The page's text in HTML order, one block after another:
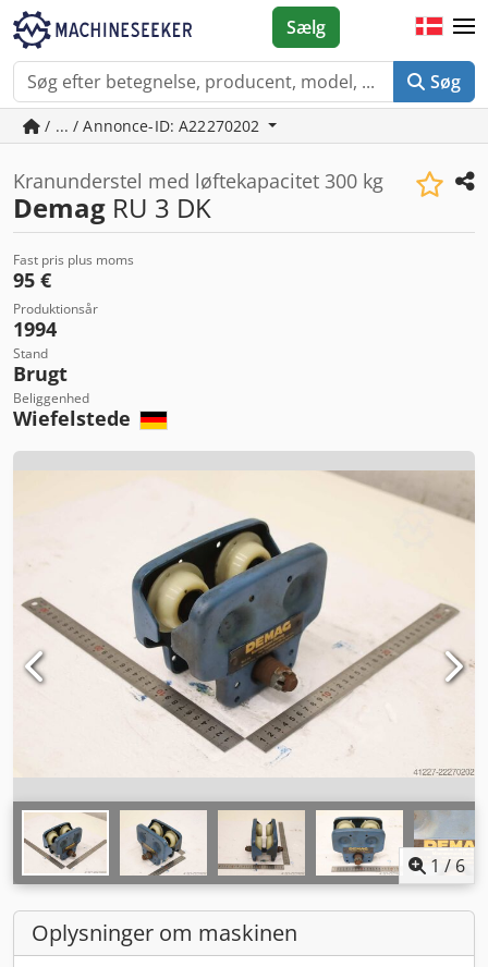
Søg
Sælg
/ ... / Annonce-ID: A22270202
Kranunderstel med løftekapacitet 300 kg
Demag RU 3 DK
Fast pris plus moms
95 €
Produktionsår
1994
Stand
Brugt
Beliggenhed
Wiefelstede
1 /6
Oplysninger om maskinen